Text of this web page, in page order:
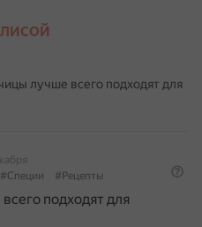
лучше всего подходят для
#Специи #Рецепты
подходят для